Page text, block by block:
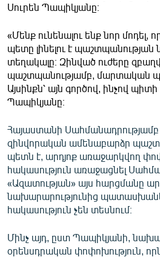
Հայերեն
English
Русский
ՀԵՏԵՎԵՔ ՄԵԶ
«Ազատության» բոլոր կայքերը
Սուրեն Պապիկյանը։
«Մենք ունենալու ենք նոր մոդել,
պետը լինելու է
տեղակալը։ Զինված ուժերը
պաշտպանությամբ, մարտական
Այսինքն՝ այն գործով, ինչով
Պապիկյանը։
Հայաստանի Սահմանադրությամբ
զինվորական ամենաբարձր
պետն է, արդյոք առաջարկվող
հակասություն առաջացնել
«Ազատության» այս հարցմանը
նախարարությունից
հակասություն չեն տեսնում։ ​
Մինչ այդ, ըստ Պապիկյանի,
օրենսդրական փոփոխություն,